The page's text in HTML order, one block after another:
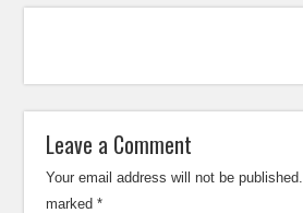
Leave a Comment
Your email address will not be published.
marked*